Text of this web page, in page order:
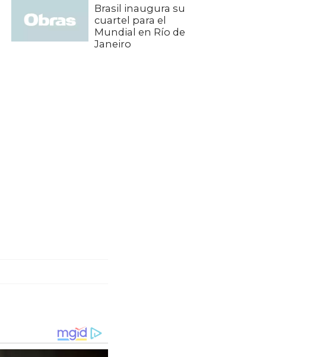
Brasil inaugura su
cuartel para el
Mundial en Río de
Janeiro